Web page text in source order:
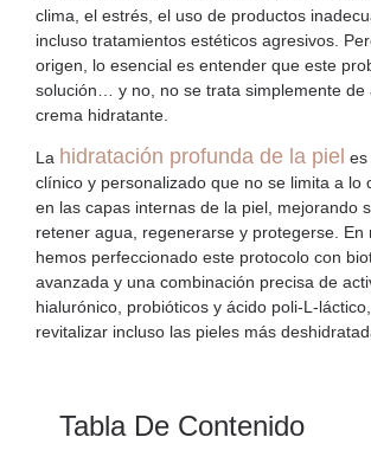
clima, el estrés, el uso de productos
incluso tratamientos estéticos agresivos.
origen, lo esencial es entender que este
solución… y no, no se trata simplemente de
crema hidratante.
La hidratación profunda de la piel es
clínico y personalizado que no se limita a lo
en las capas internas de la piel, mejorando
retener agua, regenerarse y protegerse. En
hemos perfeccionado este protocolo con
avanzada y una combinación precisa de
hialurónico, probióticos y ácido poli-L-láctico
revitalizar incluso las pieles más
Tabla De Contenido